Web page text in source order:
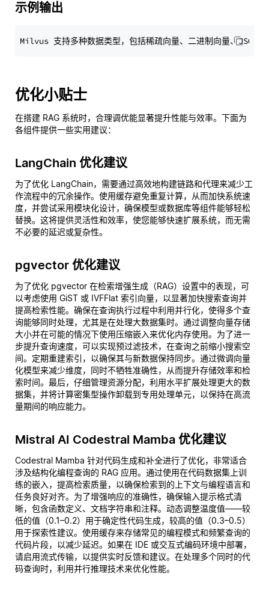
示例输出
优化小贴士
在搭建 RAG 系统时，合理调优能显著提升性能与效率。下面为
各组件提供一些实用建议：
LangChain 优化建议
为了优化 LangChain，需要通过高效地构建链路和代理来减少工
作流程中的冗余操作。使用缓存避免重复计算，从而加快系统速
度，并尝试采用模块化设计，确保模型或数据库等组件能够轻松
替换。这将提供灵活性和效率，使您能够快速扩展系统，而无需
不必要的延迟或复杂性。
pgvector 优化建议
为了优化 pgvector 在检索增强生成（RAG）设置中的表现，可
以考虑使用 GiST 或 IVFFlat 索引向量，以显著加快搜索查询并
提高检索性能。确保在查询执行过程中利用并行化，使得多个查
询能够同时处理，尤其是在处理大数据集时。通过调整向量存储
大小并在可能的情况下使用压缩嵌入来优化内存使用。为了进一
步提升查询速度，可以实现预过滤技术，在查询之前缩小搜索空
间。定期重建索引，以确保其与新数据保持同步。通过微调向量
化模型来减少维度，同时不牺牲准确性，从而提升存储效率和检
索时间。最后，仔细管理资源分配，利用水平扩展处理更大的数
据集，并将计算密集型操作卸载到专用处理单元，以保持在高流
量期间的响应能力。
Mistral AI Codestral Mamba 优化建议
Codestral Mamba 针对代码生成和补全进行了优化，非常适合
涉及结构化编程查询的 RAG 应用。通过使用在代码数据集上训
练的嵌入，提高检索质量，以确保检索到的上下文与编程语言和
任务良好对齐。为了增强响应的准确性，确保输入提示格式清
晰，包含函数定义、文档字符串和注释。动态调整温度值——较
低的值（0.1–0.2）用于确定性代码生成，较高的值（0.3–0.5）
用于探索性建议。使用缓存来存储常见的编程模式和频繁查询的
代码片段，以减少延迟。如果在 IDE 或交互式编码环境中部署，
请启用流式传输，以提供实时反馈和建议。在处理多个同时的代
码查询时，利用并行推理技术来优化性能。